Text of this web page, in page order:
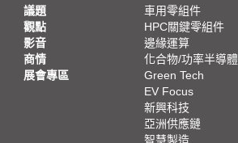
議題
觀點
影音
商情
展會專區
車用零組件
HPC關鍵零組件
邊緣運算
化合物/功率半導體
Green Tech
EV Focus
新興科技
亞洲供應鏈
智慧製造